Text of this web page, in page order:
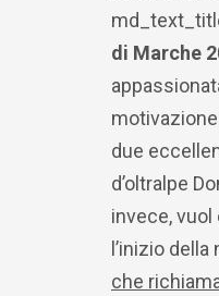
di Marche
due
d’oltralpe
invece,
l’inizio
che